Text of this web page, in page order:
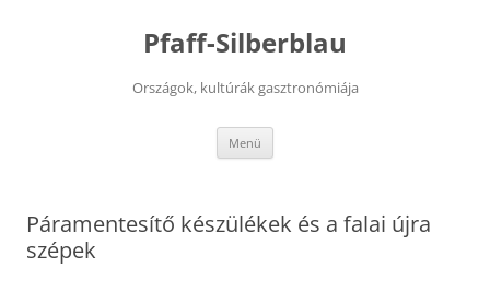
Pfaff-Silberblau
Országok, kultúrák gasztronómiája
Menü
Páramentesítő készülékek és a falai újra
szépek